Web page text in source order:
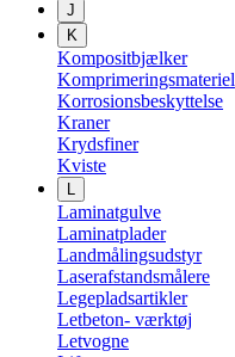
J
K
Kompositbjælker
Komprimeringsmateriel
Korrosionsbeskyttelse
Kraner
Krydsfiner
Kviste
L
Laminatgulve
Laminatplader
Landmålingsudstyr
Laserafstandsmålere
Legepladsartikler
Letbeton- værktøj
Letvogne